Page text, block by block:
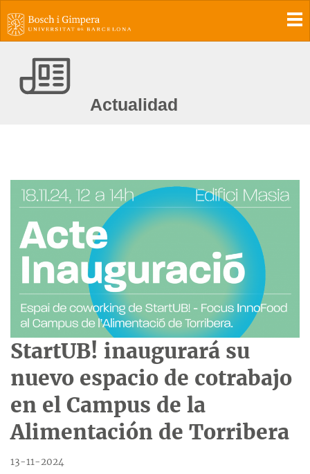
Actualidad
StartUB! inaugurará su
nuevo espacio de cotrabajo
en el Campus de la
Alimentación de Torribera
13-11-2024